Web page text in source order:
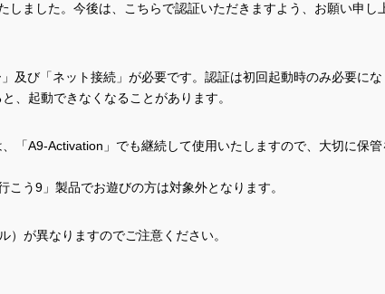
しました。今後は、こちらで認証いただきますよう、お願い申し
及び「ネット接続」が必要です。認証は初回起動時のみ必要にな
、起動できなくなることがあります。
「A9-Activation」でも継続して使用いたしますので、大切に保管
う9」製品でお遊びの方は対象外となります。
が異なりますのでご注意ください。